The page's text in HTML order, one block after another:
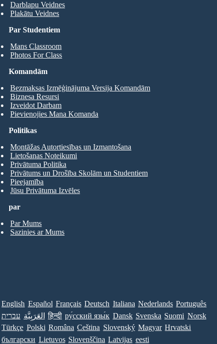
Par Studentiem
Mans Classroom
Photos For Class
Darblapu Veidnes
Plakātu Veidnes
Komandām
Bezmaksas Izmēģinājuma Versija Komandām
Biznesa Resursi
Izveidot Darbam
Pievienojies Mana Komanda
par
Par Mums
Sazinies ar Mums
Politikas
Montāžas Autortiesības un Izmantošana
Lietošanas Noteikumi
Privātuma Politika
Privātums un Drošība Skolām un Studentiem
Pieejamība
Jūsu Privātuma Izvēles
English Español Français Deutsch Italiana Nederlands Português
עברית العَرَبِيَّة हिन्दी ру́сский язы́к Dansk Svenska Suomi Norsk
Türkçe Polski Româna Ceština Slovenský Magyar Hrvatski
български Lietuvos Slovenščina Latvijas eesti